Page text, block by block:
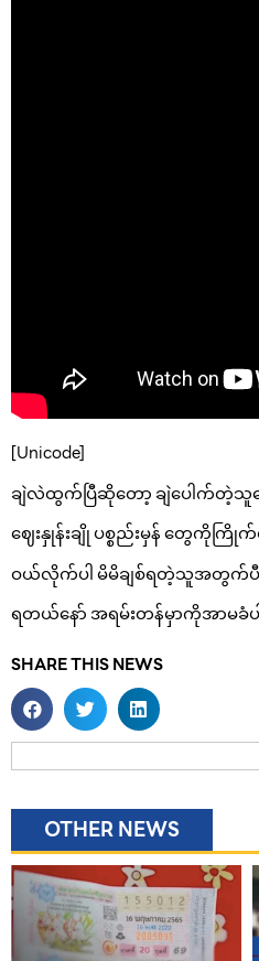
[Unicode]
ချဲလဲထွက်ပြီဆိုတော့ ချဲပေါက်တဲ့သူတွ
ဈေးနှုန်းချို ပစ္စည်းမှန် တွေကို
ဝယ်လိုက်ပါ မိမိချစ်ရတဲ့သူအတွက်
ရတယ်နော် အရမ်းတန်မှာကိုအာမခံ
SHARE THIS NEWS
OTHER NEWS